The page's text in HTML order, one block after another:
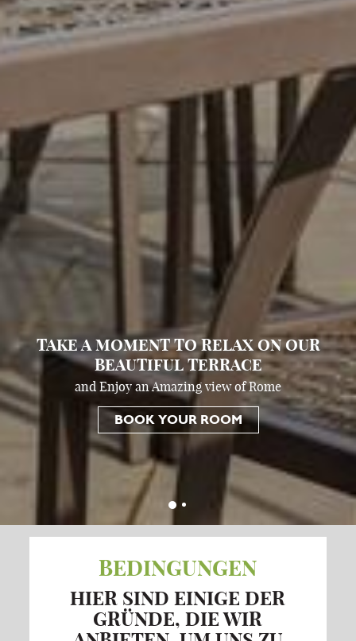
TAKE A MOMENT TO RELAX ON OUR
BEAUTIFUL TERRACE
and Enjoy an Amazing view of Rome
BOOK YOUR ROOM
BEDINGUNGEN
HIER SIND EINIGE DER
GRÜNDE, DIE WIR